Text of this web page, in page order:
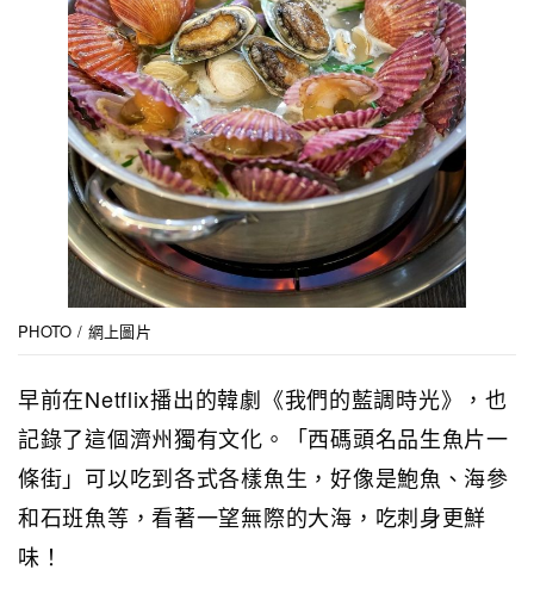
PHOTO / 網上圖片
早前在Netflix播出的韓劇《我們的藍調時光》，也
記錄了這個濟州獨有文化。「西碼頭名品生魚片一
條街」可以吃到各式各樣魚生，好像是鮑魚、海參
和石班魚等，看著一望無際的大海，吃刺身更鮮
味！